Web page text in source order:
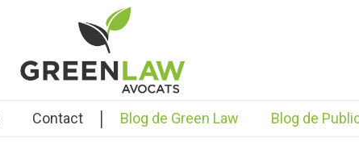
Contact | Blog de Green Law Blog de